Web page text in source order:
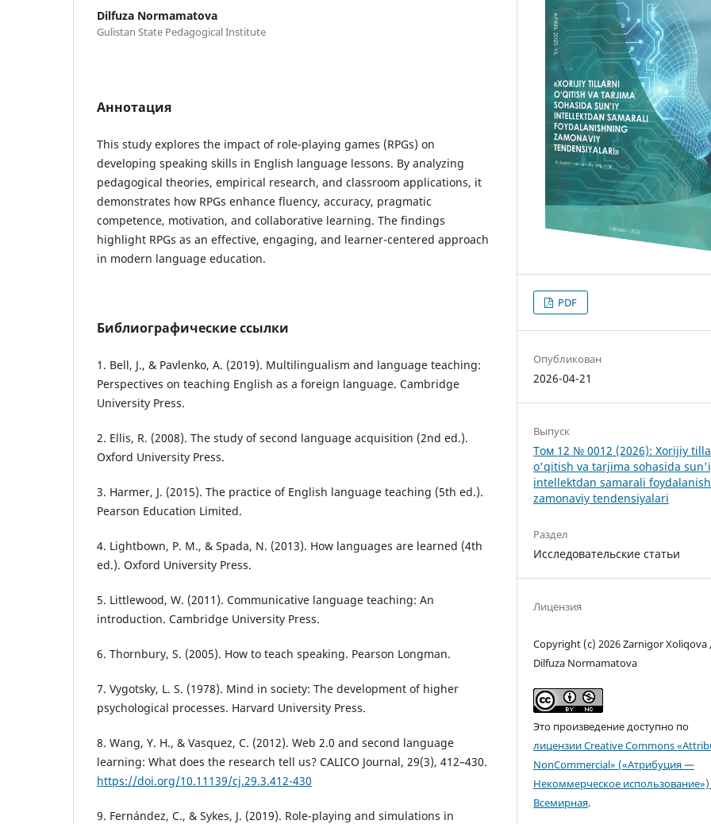
Dilfuza Normamatova
Gulistan State Pedagogical Institute
Аннотация
This study explores the impact of role-playing games (RPGs) on
developing speaking skills in English language lessons. By analyzing
pedagogical theories, empirical research, and classroom applications, it
demonstrates how RPGs enhance fluency, accuracy, pragmatic
competence, motivation, and collaborative learning. The findings
highlight RPGs as an effective, engaging, and learner-centered approach
in modern language education.
Библиографические ссылки
1. Bell, J., & Pavlenko, A. (2019). Multilingualism and language teaching:
Perspectives on teaching English as a foreign language. Cambridge
University Press.
2. Ellis, R. (2008). The study of second language acquisition (2nd ed.).
Oxford University Press.
3. Harmer, J. (2015). The practice of English language teaching (5th ed.).
Pearson Education Limited.
4. Lightbown, P. M., & Spada, N. (2013). How languages are learned (4th
ed.). Oxford University Press.
5. Littlewood, W. (2011). Communicative language teaching: An
introduction. Cambridge University Press.
6. Thornbury, S. (2005). How to teach speaking. Pearson Longman.
7. Vygotsky, L. S. (1978). Mind in society: The development of higher
psychological processes. Harvard University Press.
8. Wang, Y. H., & Vasquez, C. (2012). Web 2.0 and second language
learning: What does the research tell us? CALICO Journal, 29(3), 412–430.
https://doi.org/10.11139/cj.29.3.412-430
9. Fernández, C., & Sykes, J. (2019). Role-playing and simulations in
PDF
Опубликован
2026-04-21
Выпуск
Том 12 № 0012 (2026): Xorijiy
o'qitish va tarjima sohasida
intellektdan samarali
zamonaviy tendensiyalari
Раздел
Исследовательские статьи
Лицензия
Copyright (c) 2026 Zarnigor Xoliqova ,
Dilfuza Normamatova
Это произведение доступно по
лицензии Creative Commons
NonCommercial» («Атрибуция —
Некоммерческое использование»)
Всемирная.